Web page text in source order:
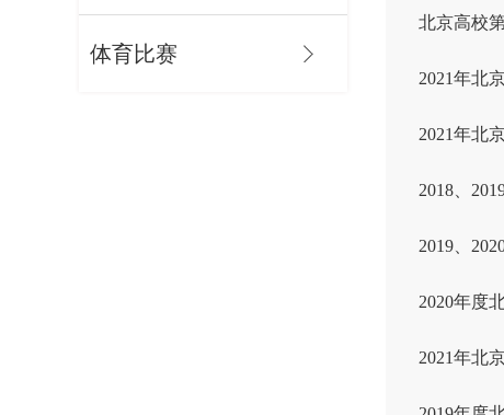
体育比赛
北京高校
2021年北
2021年北
2018、
2019、
2020年度
2021年北